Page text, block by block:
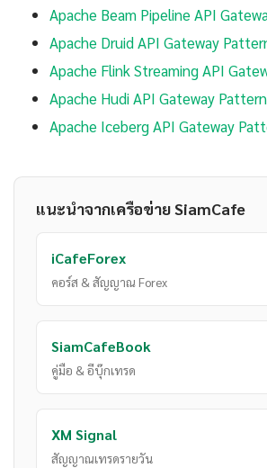
Apache Beam Pipeline API
Apache Druid API Gateway
Apache Flink Streaming API
Apache Hudi API Gateway Pattern
Apache Iceberg API Gateway
แนะนำจากเครือข่าย SiamCafe
iCafeForex
คอร์ส & สัญญาณ Forex
SiamCafeBook
คู่มือ & อีบุ๊กเทรด
XM Signal
สัญญาณเทรดรายวัน